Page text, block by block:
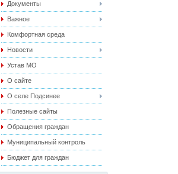
Документы
Важное
Комфортная среда
Новости
Устав МО
О сайте
О селе Подсинее
Полезные сайты
Обращения граждан
Муниципальный контроль
Бюджет для граждан